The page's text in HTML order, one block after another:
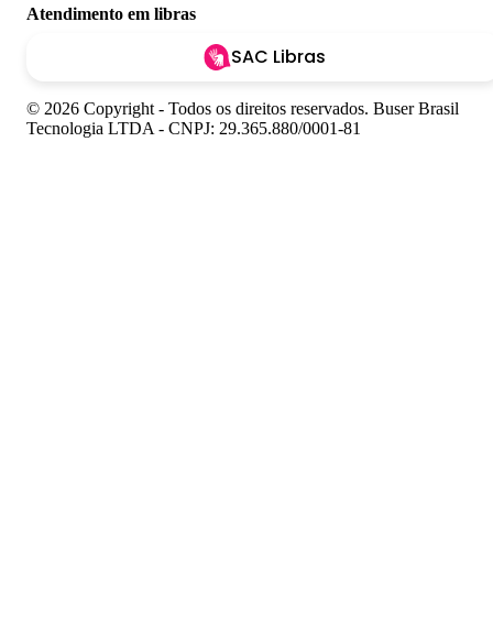
Atendimento em libras
SAC Libras
© 2026 Copyright - Todos os direitos reservados. Buser Brasil
Tecnologia LTDA - CNPJ: 29.365.880/0001-81